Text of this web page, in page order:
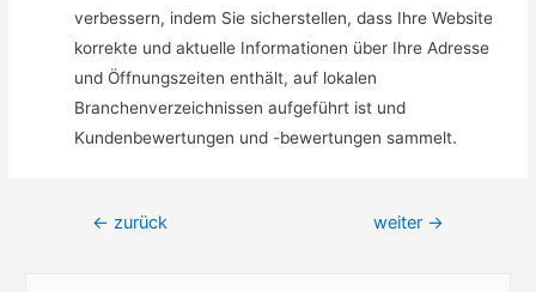
verbessern, indem Sie sicherstellen, dass Ihre Website
korrekte und aktuelle Informationen über Ihre Adresse
und Öffnungszeiten enthält, auf lokalen
Branchenverzeichnissen aufgeführt ist und
Kundenbewertungen und -bewertungen sammelt.
Beitragsnavigation
← zurück weiter →